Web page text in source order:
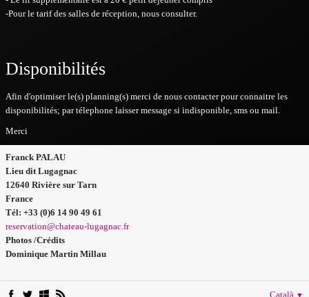
-Pour le tarif des salles de réception, nous consulter.
Disponibilités
Afin d'optimiser le(s) planning(s) merci de nous contacter pour connaitre les
disponibilités; par télephone laisser message si indisponible, sms ou mail.
Merci
Franck PALAU
Lieu dit Lugagnac
12640 Rivière sur Tarn
France
Tél: +33 (0)6 14 90 49 61
reservation@chateau-lugagnac.fr
Photos /Crédits
Dominique Martin Millau
Català ▼